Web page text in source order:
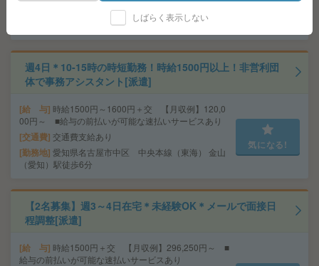
交通費支給有り
浜松駅～車19分 ※車通勤・バイク通勤OK
週4日＊10-15時の時短勤務！時給1500円以上！非営利団
体で事務アシスタント[派遣]
給 与 時給1500円～1600円＋交 【月収例】120,0
00円～ ■給与の前払いが可能な速払いサービスあり
交通費 交通費支給あり
勤務地 愛知県名古屋市中区 中央本線（東海） 金山
（愛知）駅徒歩6分
気になる!
【2名募集】週3～4日在宅＊未経験OK＊メールで面接日
程調整[派遣]
給 与 時給1500円＋交 【月収例】296,250円～ ■
給与の前払いが可能な速払いサービスあり
しばらく表示しない